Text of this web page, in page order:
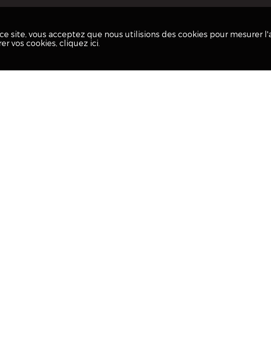
site, vous acceptez que nous utilisions des cookies pour mesurer
vos cookies, cliquez ici